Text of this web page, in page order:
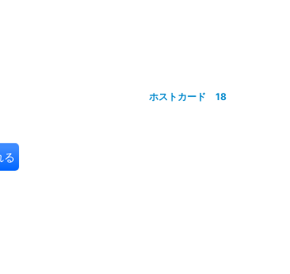
る
ホストカード 18